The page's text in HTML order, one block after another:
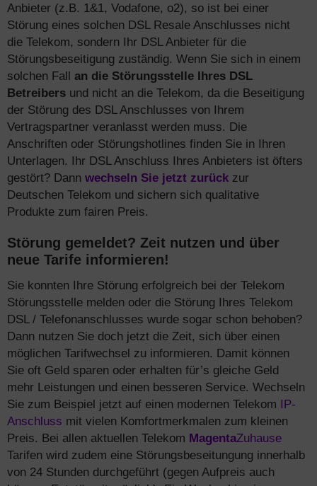
Anbieter (z.B. 1&1, Vodafone, o2), so ist bei einer
Störung eines solchen DSL Resale Anschlusses nicht
die Telekom, sondern Ihr DSL Anbieter für die
Störungsbeseitigung zuständig. Wenn Sie sich in einem
solchen Fall an die Störungsstelle Ihres DSL
Betreibers und nicht an die Telekom, da die Beseitigung
der Störung des DSL Anschlusses von Ihrem
Vertragspartner veranlasst werden muss. Die
Anschriften oder Störungshotlines finden Sie in Ihren
Unterlagen. Ihr DSL Anschluss Ihres Anbieters ist öfters
gestört? Dann wechseln Sie jetzt zurück zur
Deutschen Telekom und sichern sich qualitative
Produkte zum fairen Preis.
Störung gemeldet? Zeit nutzen und über
neue Tarife informieren!
Sie konnten Ihre Störung erfolgreich bei der Telekom
Störungsstelle melden oder die Störung Ihres Telekom
DSL / Telefonanschlusses wurde sogar schon behoben?
Dann nutzen Sie doch jetzt die Zeit, sich über einen
möglichen Tarifwechsel zu informieren. Damit können
Sie oft Geld sparen oder erhalten für’s gleiche Geld
mehr Leistungen und einen besseren Service. Wechseln
Sie zum Beispiel jetzt auf einen modernen Telekom IP-
Anschluss mit vielen Komfortmerkmalen zum kleinen
Preis. Bei allen aktuellen Telekom MagentaZuhause
Tarifen wird zudem eine Störungsbeseitungung innerhalb
von 24 Stunden durchgeführt (gegen Aufpreis auch